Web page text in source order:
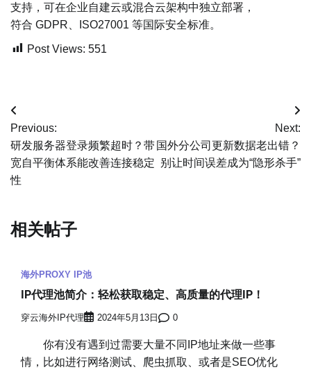
支持，可在企业自建云或混合云架构中独立部署，
符合 GDPR、ISO27001 等国际安全标准。
Post Views: 551
文
章
导
Previous:
研发服务器登录频繁超时？带
宽自平衡体系能改善连接稳定
性
Next:
国外分公司更新数据老出错？
别让时间误差成为“隐形杀手”
相关帖子
海外PROXY IP池
IP代理池简介：轻松获取稳定、高质量的代理IP！
穿云海外IP代理 2024年5月13日 0
你有没有遇到过需要大量不同IP地址来做一些事
情，比如进行网络测试、爬虫抓取、或者是SEO优化